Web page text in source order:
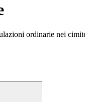
ordinarie nei